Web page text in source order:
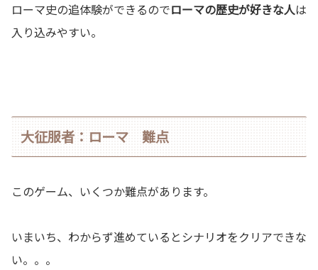
ローマ史の追体験ができるのでローマの歴史が好きな人は
入り込みやすい。
大征服者：ローマ 難点
このゲーム、いくつか難点があります。
いまいち、わからず進めているとシナリオをクリアできな
い。。。